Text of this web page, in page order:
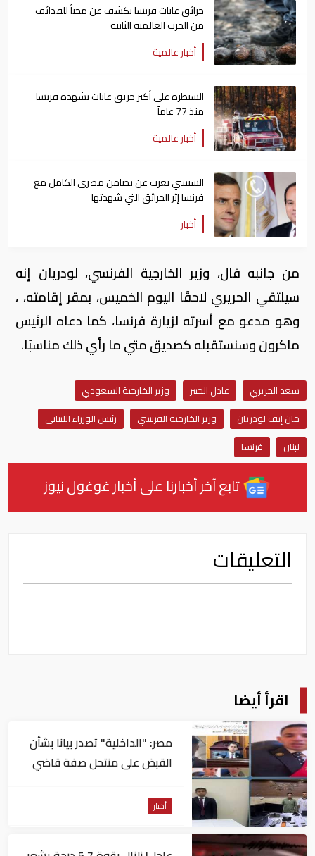
حرائق غابات فرنسا تكشف عن مخبأً للقذائف
من الحرب العالمية الثانية
أخبار عالمية
السيطرة على أكبر حريق غابات تشهده فرنسا
منذ 77 عاماً
أخبار عالمية
السيسي يعرب عن تضامن مصري الكامل مع
فرنسا إثر الحرائق التي شهدتها
أخبار
من جانبه قال، وزير الخارجية الفرنسي، لودريان إنه
سيلتقي الحريري لاحقًا اليوم الخميس، بمقر إقامته، ،
وهو مدعو مع أسرته لزيارة فرنسا، كما دعاه الرئيس
ماكرون وسنستقبله كصديق متي ما رأي ذلك مناسبًا.
سعد الحريري عادل الجبير
وزير الخارجية السعودي
جان إيف لودريان
وزير الخارجية الفرنسي
رئيس الوزراء اللبناني
لبنان
فرنسا
تابع آخر أخبارنا على أخبار غوغول نيوز
التعليقات
اقرأ أيضا
مصر: "الداخلية" تصدر بيانا بشأن
القبض على منتحل صفة قاضي
أخبار